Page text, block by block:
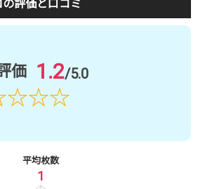
評価と口コミ
価 1.2/5.0
☆☆☆
1
平均枚数